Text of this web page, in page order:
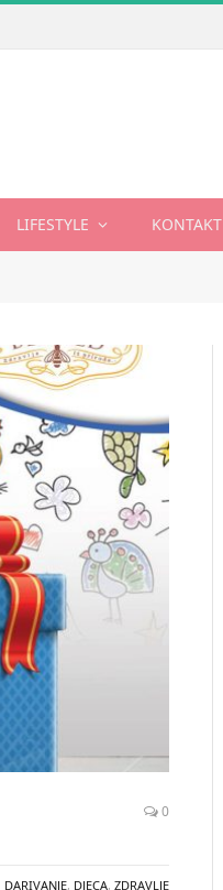
LIFESTYLE KONTAKT
0
DARIVANJE, DJECA, ZDRAVLJE